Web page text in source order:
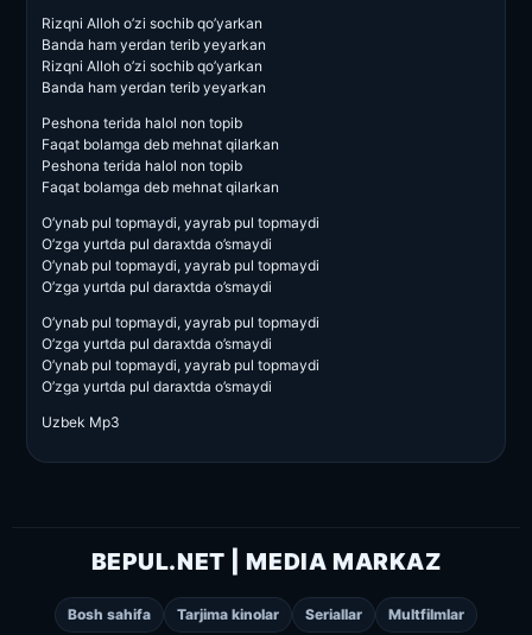
Rizqni Alloh o’zi sochib qo’yarkan
Banda ham yerdan terib yeyarkan
Rizqni Alloh o’zi sochib qo’yarkan
Banda ham yerdan terib yeyarkan
Peshona terida halol non topib
Faqat bolamga deb mehnat qilarkan
Peshona terida halol non topib
Faqat bolamga deb mehnat qilarkan
O’ynab pul topmaydi, yayrab pul topmaydi
O’zga yurtda pul daraxtda o’smaydi
O’ynab pul topmaydi, yayrab pul topmaydi
O’zga yurtda pul daraxtda o’smaydi
O’ynab pul topmaydi, yayrab pul topmaydi
O’zga yurtda pul daraxtda o’smaydi
O’ynab pul topmaydi, yayrab pul topmaydi
O’zga yurtda pul daraxtda o’smaydi
Uzbek Mp3
BEPUL.NET | MEDIA MARKAZ
Bosh sahifa Tarjima kinolar Seriallar Multfilmlar